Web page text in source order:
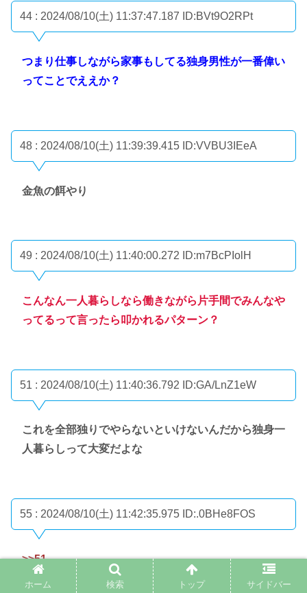
44 : 2024/08/10(土) 11:37:47.187 ID:BVt9O2RPt
つまり仕事しながら家事もしてる独身男性が一番偉い
ってことでええか？
48 : 2024/08/10(土) 11:39:39.415 ID:VVBU3IEeA
金魚の餌やり
49 : 2024/08/10(土) 11:40:00.272 ID:m7BcPIolH
こんなん一人暮らしなら働きながら片手間でみんなや
ってるって言ったら叩かれるパターン？
51 : 2024/08/10(土) 11:40:36.792 ID:GA/LnZ1eW
これを全部独りでやらないといけないんだから独身一
人暮らしって大変だよな
55 : 2024/08/10(土) 11:42:35.975 ID:.0BHe8FOS
>>51
金かかるけど代行って手段もあるにはある
ホーム 検索 トップ サイドバー